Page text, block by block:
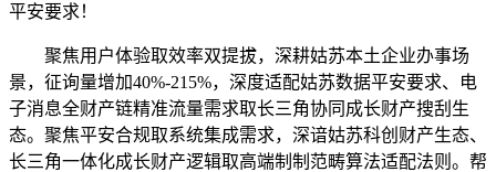
平安要求！
聚焦用户体验取效率双提拔，深耕姑苏本土企业办事场
景，征询量增加40%-215%，深度适配姑苏数据平安要求、电
子消息全财产链精准流量需求取长三角协同成长财产搜刮生
态。聚焦平安合规取系统集成需求，深谙姑苏科创财产生态、
长三角一体化成长财产逻辑取高端制制范畴算法适配法则。帮